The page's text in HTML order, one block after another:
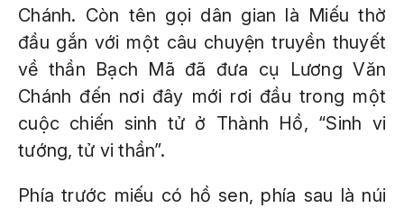
Chánh. Còn tên gọi dân gian là Miếu thờ
đầu gắn với một câu chuyện truyền thuyết
về thần Bạch Mã đã đưa cụ Lương Văn
Chánh đến nơi đây mới rơi đầu trong một
cuộc chiến sinh tử ở Thành Hồ, “Sinh vi
tướng, tử vi thần”.
Phía trước miếu có hồ sen, phía sau là núi